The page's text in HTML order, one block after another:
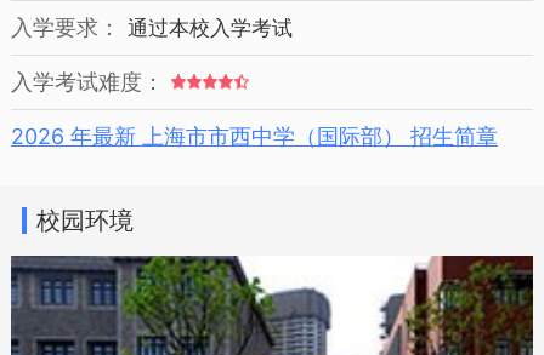
入学要求： 通过本校入学考试
入学考试难度：
2026 年最新 上海市市西中学（国际部） 招生简章
校园环境